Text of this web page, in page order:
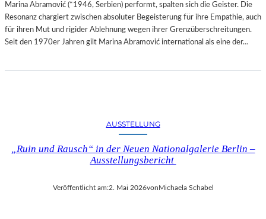
Marina Abramović (*1946, Serbien) performt, spalten sich die Geister. Die
Resonanz chargiert zwischen absoluter Begeisterung für ihre Empathie, auch
für ihren Mut und rigider Ablehnung wegen ihrer Grenzüberschreitungen.
Seit den 1970er Jahren gilt Marina Abramović international als eine der…
AUSSTELLUNG
„Ruin und Rausch“ in der Neuen Nationalgalerie Berlin –
Ausstellungsbericht
Veröffentlicht am:2. Mai 2026von Michaela Schabel